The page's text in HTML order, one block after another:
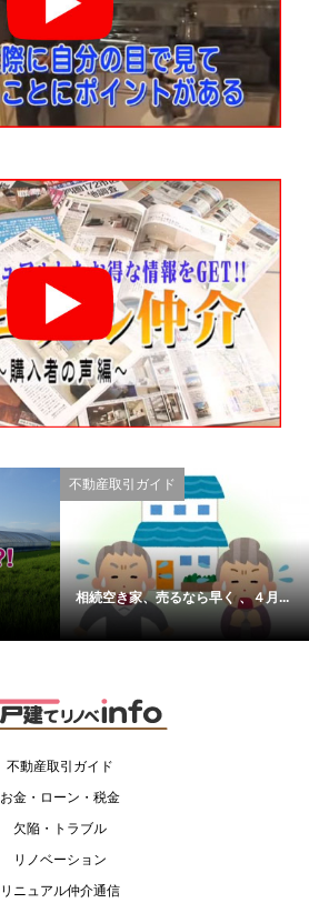
不動産取引ガイド
相続空き家、売るなら早く 、４月...
不動産取引ガイド
お金・ローン・税金
欠陥・トラブル
リノベーション
リニュアル仲介通信